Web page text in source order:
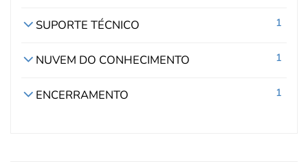
SUPORTE TÉCNICO 1
NUVEM DO CONHECIMENTO 1
ENCERRAMENTO 1